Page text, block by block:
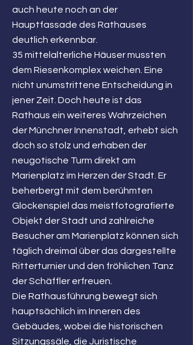
auch heute noch an der
Hauptfassade des Rathauses
deutlich erkennbar.
35 mittelalterliche Häuser mussten
dem Riesenkomplex weichen. Eine
nicht unumstrittene Entscheidung in
jener Zeit. Doch heute ist das
Rathaus ein weiteres Wahrzeichen
der Münchner Innenstadt, erhebt sich
doch so stolz und erhaben der
neugotische Turm direkt am
Marienplatz im Herzen der Stadt. Er
beherbergt mit dem berühmten
Glockenspiel das meistfotografierte
Objekt der Stadt und zahlreiche
Besucher am Marienplatz können sich
täglich dreimal über das dargestellte
Ritterturnier und den fröhlichen Tanz
der Schäffler erfreuen.
Die Rathausführung bewegt sich
hauptsächlich im Inneren des
Gebäudes, wobei die historischen
Sitzungssäle, die Juristische